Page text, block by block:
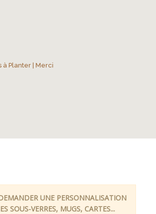
à Planter | Merci
UNE PERSONNALISATION
SOUS-VERRES, MUGS, CARTES...